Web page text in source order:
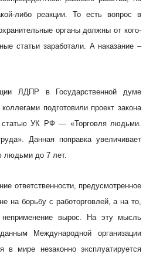
либо реакции. То есть вопрос в
органы должны от кого-
статьи заработали. А наказание –
ЛДПР в Государственной думе
подготовили проект закона
статью УК РФ — «Торговля людьми.
Данная поправка увеличивает
людьми до 7 лет.
ответственности, предусмотренное
на борьбу с работорговлей, а на то,
неприменение вырос. На эту мысль
Международной организации
мире незаконно эксплуатируется